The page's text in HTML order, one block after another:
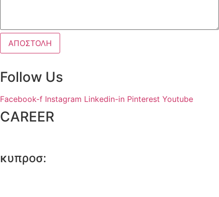
ΑΠΟΣΤΟΛΗ
Follow Us
Facebook-f Instagram Linkedin-in Pinterest Youtube
CAREER
κυπροσ: